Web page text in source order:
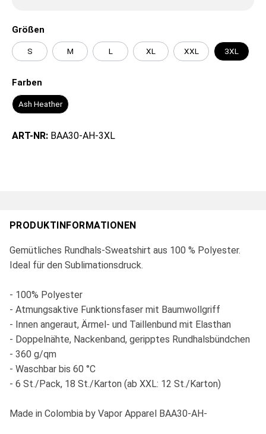
Größen
S M L XL XXL 3XL
Farben
Ash Heather
ART-NR: BAA30-AH-3XL
PRODUKTINFORMATIONEN
Gemütliches Rundhals-Sweatshirt aus 100 % Polyester.
Ideal für den Sublimationsdruck.
- 100% Polyester
- Atmungsaktive Funktionsfaser mit Baumwollgriff
- Innen angeraut, Ärmel- und Taillenbund mit Elasthan
- Doppelnähte, Nackenband, geripptes Rundhalsbündchen
- 360 g/qm
- Waschbar bis 60 °C
- 6 St./Pack, 18 St./Karton (ab XXL: 12 St./Karton)
Made in Colombia by Vapor Apparel BAA30-AH-